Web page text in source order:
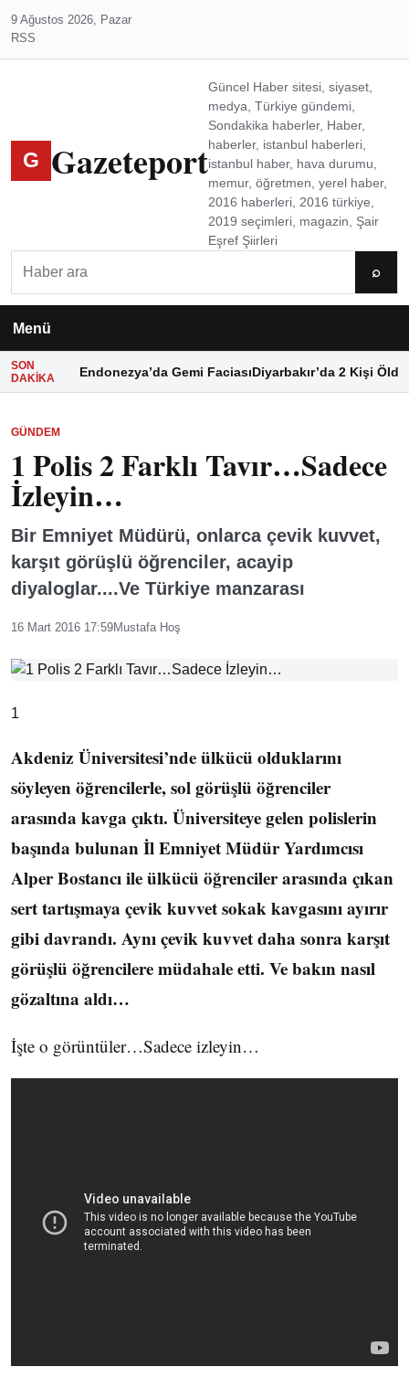
9 Ağustos 2026, Pazar
RSS
G Gazeteport
Güncel Haber sitesi, siyaset,
medya, Türkiye gündemi,
Sondakika haberler, Haber,
haberler, istanbul haberleri,
istanbul haber, hava durumu,
memur, öğretmen, yerel haber,
2016 haberleri, 2016 türkiye,
2019 seçimleri, magazin, Şair
Eşref Şiirleri
⌕
Menü
SON
DAKIKA
Endonezya’da Gemi FaciasıDiyarbakır’da 2 Kişi Öldü
GÜNDEM
1 Polis 2 Farklı Tavır…Sadece
İzleyin…
Bir Emniyet Müdürü, onlarca çevik kuvvet,
karşıt görüşlü öğrenciler, acayip
diyaloglar....Ve Türkiye manzarası
16 Mart 2016 17:59Mustafa Hoş
1
Akdeniz Üniversitesi’nde ülkücü olduklarını
söyleyen öğrencilerle, sol görüşlü öğrenciler
arasında kavga çıktı. Üniversiteye gelen polislerin
başında bulunan İl Emniyet Müdür Yardımcısı
Alper Bostancı ile ülkücü öğrenciler arasında çıkan
sert tartışmaya çevik kuvvet sokak kavgasını ayırır
gibi davrandı. Aynı çevik kuvvet daha sonra karşıt
görüşlü öğrencilere müdahale etti. Ve bakın nasıl
gözaltına aldı…
İşte o görüntüler…Sadece izleyin…